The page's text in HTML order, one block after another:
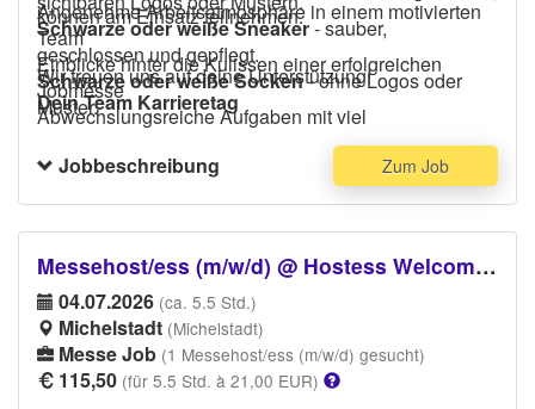
können am Einsatz teilnehmen.
Schwarze oder weiße Sneaker- sauber,
geschlossen und gepflegt.
Schwarze oder weiße Socken- ohne Logos oder
Muster.
Angenehme Arbeitsatmosphäre in einem motivierten
Team
Einblicke hinter die Kulissen einer erfolgreichen
Jobmesse
Abwechslungsreiche Aufgaben mit viel
Wir freuen uns auf deine Unterstützung!
Dein Team Karrieretag
Jobbeschreibung Zum Job
Messehost/ess (m/w/d) @ Hostess Welcome Desk
04.07.2026 (ca. 5.5 Std.)
Michelstadt (Michelstadt)
Messe Job (1 Messehost/ess (m/w/d) gesucht)
115,50 (für 5.5 Std. à 21,00 EUR)